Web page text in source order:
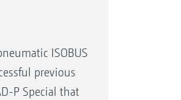
ISOBUS
previous
P Special that